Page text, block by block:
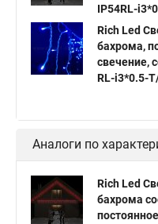
IP54RL-
Rich Led
бахрома,
свечение,
RL-i3*0.5-
Аналоги по
Rich Led
бахрома